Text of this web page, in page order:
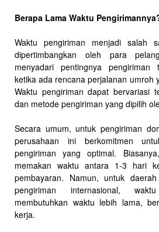
Berapa Lama Waktu
Waktu pengiriman menjadi salah
dipertimbangkan oleh para
menyadari pentingnya pengiriman
ketika ada rencana perjalanan umroh
Waktu pengiriman dapat bervariasi
dan metode pengiriman yang dipilih
Secara umum, untuk pengiriman
perusahaan ini berkomitmen
pengiriman yang optimal.
memakan waktu antara 1-3 hari
pembayaran. Namun, untuk
pengiriman internasional,
membutuhkan waktu lebih lama,
kerja.